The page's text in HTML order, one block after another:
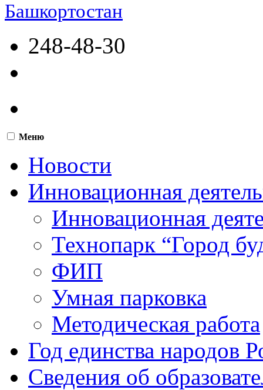
Башкортостан
248-48-30
Меню
Новости
Инновационная
Инновационная
Технопарк “Город
ФИП
Умная парковка
Методическая работа
Год единства народов
Сведения об